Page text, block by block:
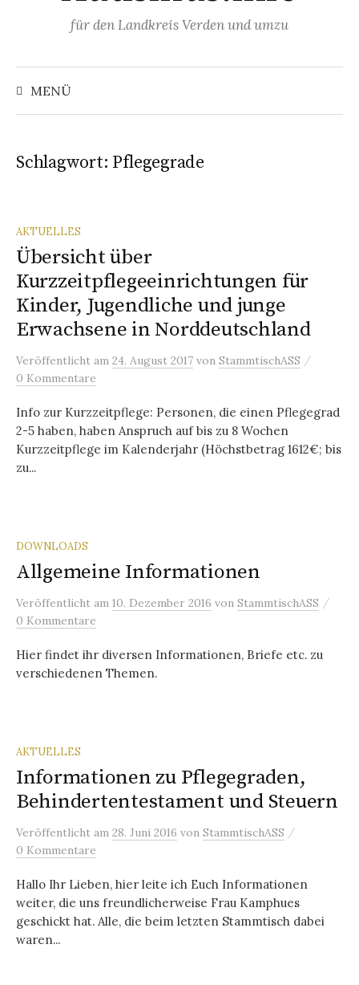
für den Landkreis Verden und umzu
MENÜ
Suchen
Schlagwort: Pflegegrade
AKTUELLES
Übersicht über
Kurzzeitpflegeeinrichtungen für
Kinder, Jugendliche und junge
Erwachsene in Norddeutschland
Veröffentlicht am 24. August 2017 von StammtischASS /
0 Kommentare
Info zur Kurzzeitpflege: Personen, die einen Pflegegrad
2-5 haben, haben Anspruch auf bis zu 8 Wochen
Kurzzeitpflege im Kalenderjahr (Höchstbetrag 1612€; bis
zu...
DOWNLOADS
Allgemeine Informationen
Veröffentlicht am 10. Dezember 2016 von StammtischASS /
0 Kommentare
Hier findet ihr diversen Informationen, Briefe etc. zu
verschiedenen Themen.
AKTUELLES
Informationen zu Pflegegraden,
Behindertentestament und Steuern
Veröffentlicht am 28. Juni 2016 von StammtischASS /
0 Kommentare
Hallo Ihr Lieben, hier leite ich Euch Informationen
weiter, die uns freundlicherweise Frau Kamphues
geschickt hat. Alle, die beim letzten Stammtisch dabei
waren...